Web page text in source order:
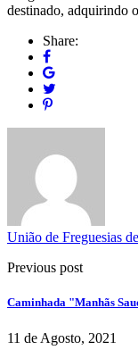
destinado, adquirindo
Share:
União de Freguesias
Previous post
Caminhada "Manhãs
11 de Agosto, 2021